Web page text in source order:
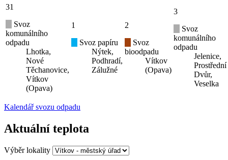
31
Svoz
komunálního
odpadu
Lhotka,
Nové
Těchanovice,
Vítkov
(Opava)
1
Svoz papíru
Nýtek,
Podhradí,
Zálužné
2
Svoz
bioodpadu
Vítkov
(Opava)
3
Svoz
komunálního
odpadu
Jelenice,
Prostřední
Dvůr,
Veselka
Kalendář svozu odpadu
Aktuální teplota
Výběr lokality